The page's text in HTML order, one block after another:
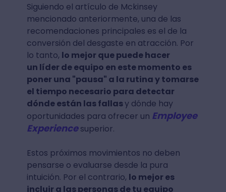
Siguiendo el artículo de Mckinsey
mencionado anteriormente, una de las
recomendaciones principales es el de la
conversión del desgaste en atracción. Por
lo tanto, lo mejor que puede hacer
un líder de equipo en este momento es
poner una "pausa" a la rutina y tomarse
el tiempo necesario para detectar
dónde están las fallasy dónde hay
oportunidades para ofrecer un Employee
Experiencesuperior.
Estos próximos movimientos no deben
pensarse o evaluarse desde la pura
intuición. Por el contrario, lo mejor es
incluir a las personas de tu equipo